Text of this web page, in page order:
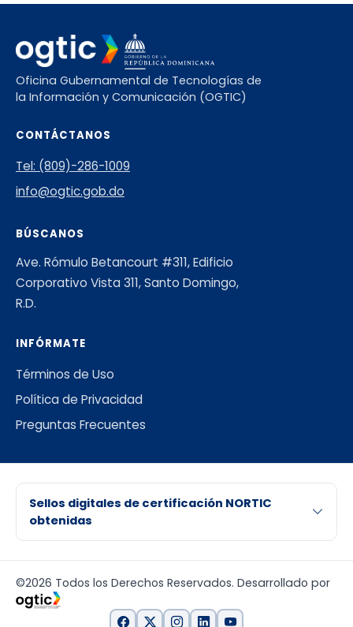
Oficina Gubernamental de Tecnologías de
la Información y Comunicación (OGTIC)
CONTÁCTANOS
Tel: (809)-286-1009
info@ogtic.gob.do
BÚSCANOS
Ave. Rómulo Betancourt #311, Edificio
Corporativo Vista 311, Santo Domingo,
R.D.
INFÓRMATE
Términos de Uso
Política de Privacidad
Preguntas Frecuentes
Sellos digitales de certificación NORTIC
obtenidas
©2026 Todos los Derechos Reservados. Desarrollado por